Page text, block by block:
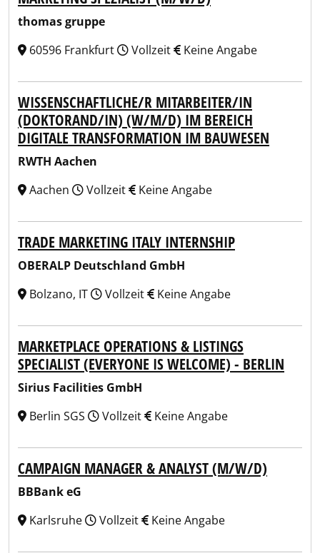
thomas gruppe
60596 Frankfurt
Vollzeit Keine Angabe
WISSENSCHAFTLICHE/R MITARBEITER/IN
(DOKTORAND/IN) (W/M/D) IM BEREICH
DIGITALE TRANSFORMATION IM BAUWESEN
RWTH Aachen
Aachen
Vollzeit Keine Angabe
TRADE MARKETING ITALY INTERNSHIP
OBERALP Deutschland GmbH
Bolzano, IT
Vollzeit Keine Angabe
MARKETPLACE OPERATIONS & LISTINGS
SPECIALIST (EVERYONE IS WELCOME) - BERLIN
Sirius Facilities GmbH
Berlin SGS
Vollzeit Keine Angabe
CAMPAIGN MANAGER & ANALYST (M/W/D)
BBBank eG
Karlsruhe
Vollzeit Keine Angabe